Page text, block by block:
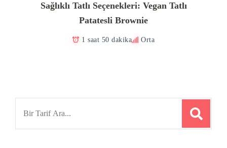
Sağlıklı Tatlı Seçenekleri: Vegan Tatlı
Patatesli Brownie
1 saat 50 dakika Orta